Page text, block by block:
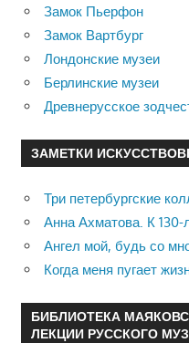
Замок Пьерфон
Замок Вартбург
Лондонские музеи
Берлинские музеи
Древнерусское
ЗАМЕТКИ
Три петербургские
Анна Ахматова. К
Ангел мой, будь со
Когда меня пугает
БИБЛИОТЕКА
ЛЕКЦИИ РУССКОГО